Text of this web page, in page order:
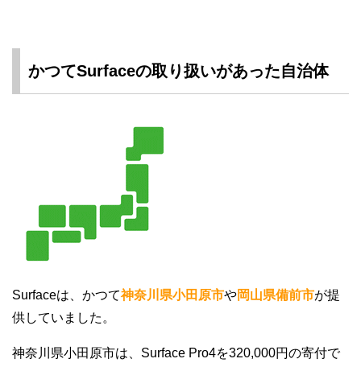
かつてSurfaceの取り扱いがあった自治体
Surfaceは、かつて神奈川県小田原市や岡山県備前市が提
供していました。
神奈川県小田原市は、Surface Pro4を320,000円の寄付で